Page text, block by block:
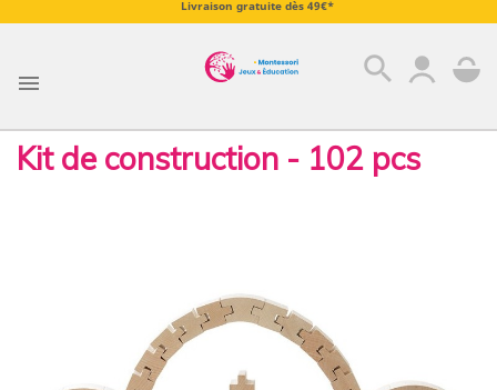
Livraison gratuite dès 49€*
 search
Kit de construction - 102 pcs